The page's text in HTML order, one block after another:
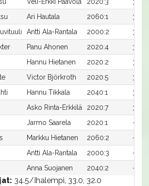
Veli-Erkki Paavola 2020:3
33,4
Ari Hautala 2060:1
31,7
Antti Ala-Rantala 2000:2
34,9
Panu Ahonen 2020:4
34,5
Hannu Hietanen 2020:2
34,8
Victor Björkroth 2020:5
35,4x
Hannu Tikkala 2040:1
34,8x
Asko Rinta-Erkkilä 2020:7
39,0
Jarmo Saarela 2020:1
-
Markku Hietanen 2060:2
-
Antti Ala-Rantala 2000:3
-
Anna Suojanen 2040:2 -
34.5/Ihalempi, 33.0, 32.0